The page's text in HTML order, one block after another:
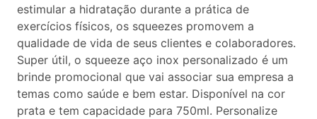
estimular a hidratação durante a prática de
exercícios físicos, os squeezes promovem a
qualidade de vida de seus clientes e colaboradores.
Super útil, o squeeze aço inox personalizado é um
brinde promocional que vai associar sua empresa a
temas como saúde e bem estar. Disponível na cor
prata e tem capacidade para 750ml. Personalize